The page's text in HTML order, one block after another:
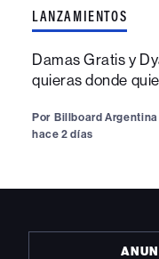
LANZAMIENTOS
Damas Gratis y
quieras donde
Por Billboard Argentina
hace 2 días